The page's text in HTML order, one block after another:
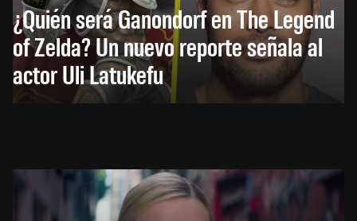
¿Quién será Ganondorf en The Legend
of Zelda? Un nuevo reporte señala al
actor Uli Latukefu